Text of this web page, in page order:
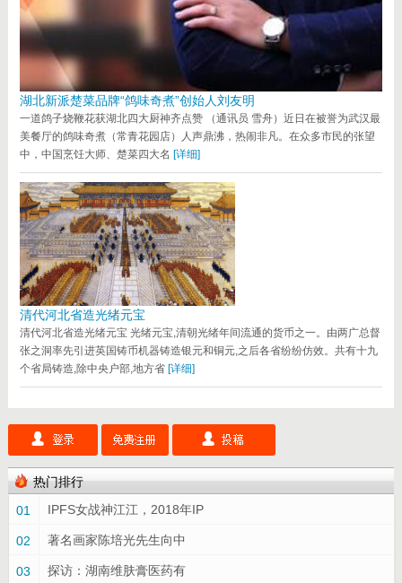
湖北新派楚菜品牌“鸽味奇煮”创始人刘友明
一道鸽子烧鞭花获湖北四大厨神齐点赞 （通讯员 雪舟）近日在被誉为武汉最
美餐厅的鸽味奇煮（常青花园店）人声鼎沸，热闹非凡。在众多市民的张望
中，中国烹饪大师、楚菜四大名 [详细]
清代河北省造光绪元宝
清代河北省造光绪元宝 光绪元宝,清朝光绪年间流通的货币之一。由两广总督
张之洞率先引进英国铸币机器铸造银元和铜元,之后各省纷纷仿效。共有十九
个省局铸造,除中央户部,地方省 [详细]
热门排行
01
IPFS女战神江江，2018年IP
02 著名画家陈培光先生向中
03 探访：湖南维肤膏医药有